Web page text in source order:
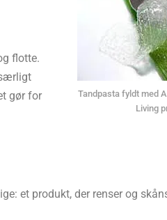
Tandpasta fyldt med
Living
flotte.
gør for
et produkt, der renser og